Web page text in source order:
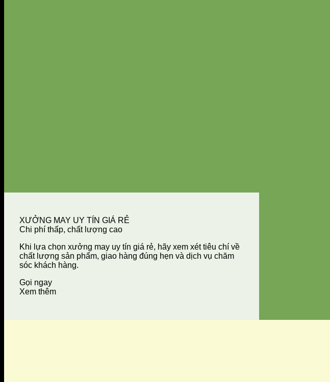
XƯỞNG MAY UY TÍN GIÁ RẺ
Chi phí thấp, chất lượng cao
Khi lựa chọn xưởng may uy tín giá rẻ, hãy xem xét tiêu chí về
chất lượng sản phẩm, giao hàng đúng hẹn và dịch vụ chăm
sóc khách hàng.
Gọi ngay
Xem thêm